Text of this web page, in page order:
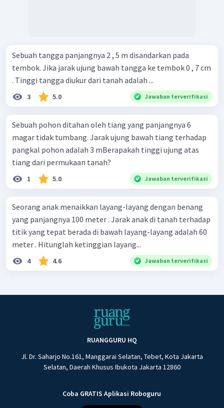
Sebuah tangga panjangnya 2 , 5 m disandarkan pada
tembok. Jika jarak ujung bawah tangga ke tembok 0 , 7 cm
. Tinggi tangga diukur dari tanah adalah ...
3 5.0 Jawaban terverifikasi
Sebuah pohon ditahan oleh tiang yang panjangnya 6
magar tidak tumbang. Jarak ujung bawah tiang terhadap
pangkal pohon adalah 3 mBerapakah tinggi ujung atas
tiang dari permukaan tanah?
1 5.0 Jawaban terverifikasi
Seorang anak menaikkan layang-layang dengan benang
yang panjangnya 100 meter . Jarak anak di tanah terhadap
titik yang tepat berada di bawah layang-layang adalah 60
meter . Hitunglah ketinggian layang...
4 4.6 Jawaban terverifikasi
RUANGGURU HQ
Jl. Dr. Saharjo No.161, Manggarai Selatan, Tebet, Kota Jakarta
Selatan, Daerah Khusus Ibukota Jakarta 12860
Coba GRATIS Aplikasi Roboguru